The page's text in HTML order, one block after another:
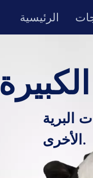
الرئيسية
البرية
الأخرى.